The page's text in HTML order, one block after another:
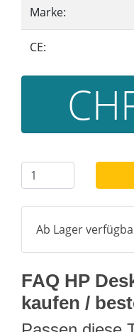
Marke:
CE:
Ab Lager
FAQ HP
kaufen /